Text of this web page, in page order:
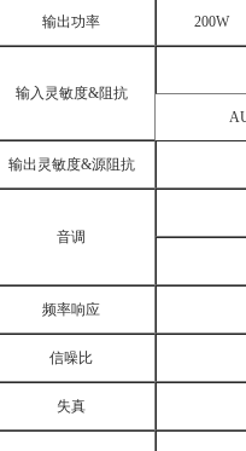
输出功率 200W
输入灵敏度&阻抗
输出灵敏度&源阻抗
音调
频率响应
信噪比
失真